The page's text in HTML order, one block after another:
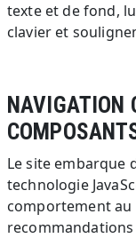
texte et de fond,
clavier et
NAVIGATION
Le site embarque
technologie
comportement au